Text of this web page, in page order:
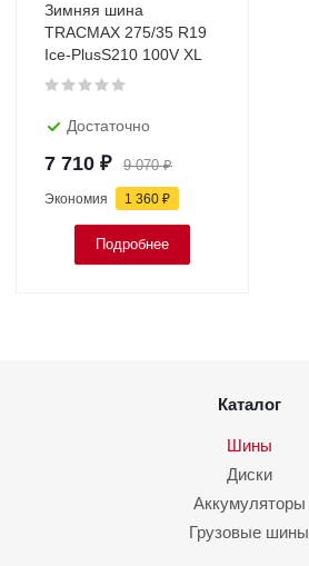
Зимняя шина
TRACMAX 275/35 R19
Ice-PlusS210 100V XL
Достаточно
7 710 ₽ 9 070₽
Экономия 1 360 ₽
Подробнее
Каталог
Шины
Диски
Аккумуляторы
Грузовые шины